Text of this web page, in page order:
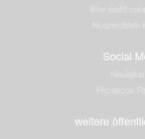
Social
weitere